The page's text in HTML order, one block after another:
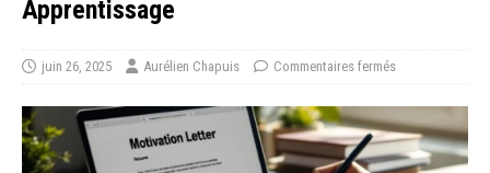
Apprentissage
juin 26, 2025 Aurélien Chapuis Commentaires fermés